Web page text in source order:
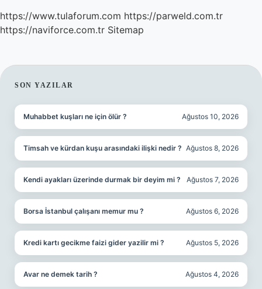
https://www.tulaforum.com https://parweld.com.tr
https://naviforce.com.tr Sitemap
SIDEBAR
SON YAZILAR
Muhabbet kuşları ne için ölür ? Ağustos 10, 2026
Timsah ve kürdan kuşu arasındaki ilişki nedir ? Ağustos 8, 2026
Kendi ayakları üzerinde durmak bir deyim mi ? Ağustos 7, 2026
Borsa İstanbul çalışanı memur mu ? Ağustos 6, 2026
Kredi kartı gecikme faizi gider yazilir mi ? Ağustos 5, 2026
Avar ne demek tarih ? Ağustos 4, 2026